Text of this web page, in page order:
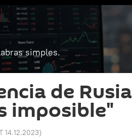
simples.
de Rusia
imposible"
14.12.2023)